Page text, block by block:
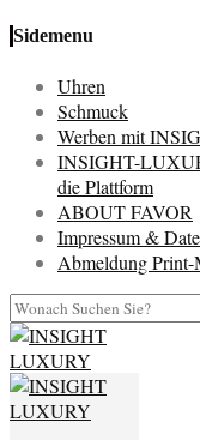
Sidemenu
Uhren
Schmuck
Werben mit
INSIGHT-
die Plattform
ABOUT FAVOR
Impressum &
Abmeldung Print-